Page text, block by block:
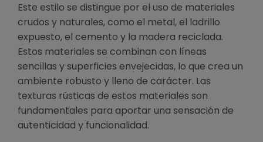
Este estilo se distingue por el uso de materiales
crudos y naturales, como el metal, el ladrillo
expuesto, el cemento y la madera reciclada.
Estos materiales se combinan con líneas
sencillas y superficies envejecidas, lo que crea un
ambiente robusto y lleno de carácter. Las
texturas rústicas de estos materiales son
fundamentales para aportar una sensación de
autenticidad y funcionalidad.